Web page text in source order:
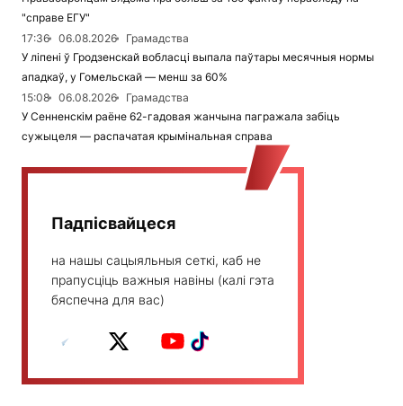
"справе ЕГУ"
17:36
06.08.2026
Грамадства
У ліпені ў Гродзенскай вобласці выпала паўтары месячныя нормы
ападкаў, у Гомельскай — менш за 60%
15:08
06.08.2026
Грамадства
У Сенненскім раёне 62-гадовая жанчына пагражала забіць
сужыцеля — распачатая крымінальная справа
Падпісвайцеся
на нашы сацыяльныя сеткі, каб не
прапусціць важныя навіны (калі гэта
бяспечна для вас)